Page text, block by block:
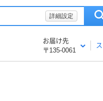
詳細設定
お届け先
〒135-0061